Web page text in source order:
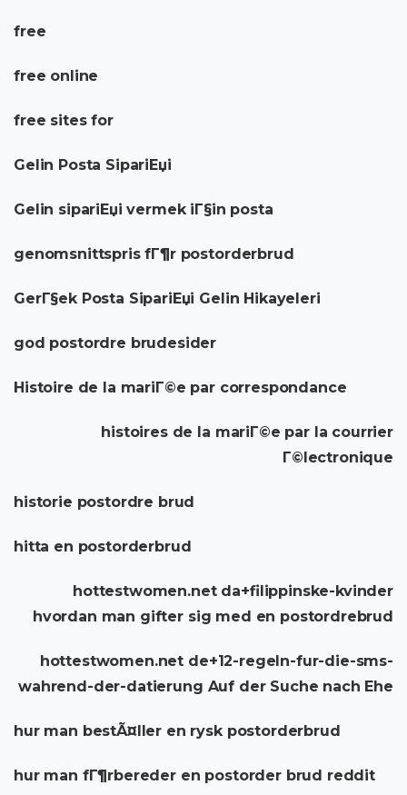
free
free online
free sites for
Gelin Posta SipariЕџi
Gelin sipariЕџi vermek iГ§in posta
genomsnittspris fГ¶r postorderbrud
GerГ§ek Posta SipariЕџi Gelin Hikayeleri
god postordre brudesider
Histoire de la mariГ©e par correspondance
histoires de la mariГ©e par la courrier
Г©lectronique
historie postordre brud
hitta en postorderbrud
hottestwomen.net da+filippinske-kvinder
hvordan man gifter sig med en postordrebrud
hottestwomen.net de+12-regeln-fur-die-sms-
wahrend-der-datierung Auf der Suche nach Ehe
hur man bestÃ¤ller en rysk postorderbrud
hur man fГ¶rbereder en postorder brud reddit